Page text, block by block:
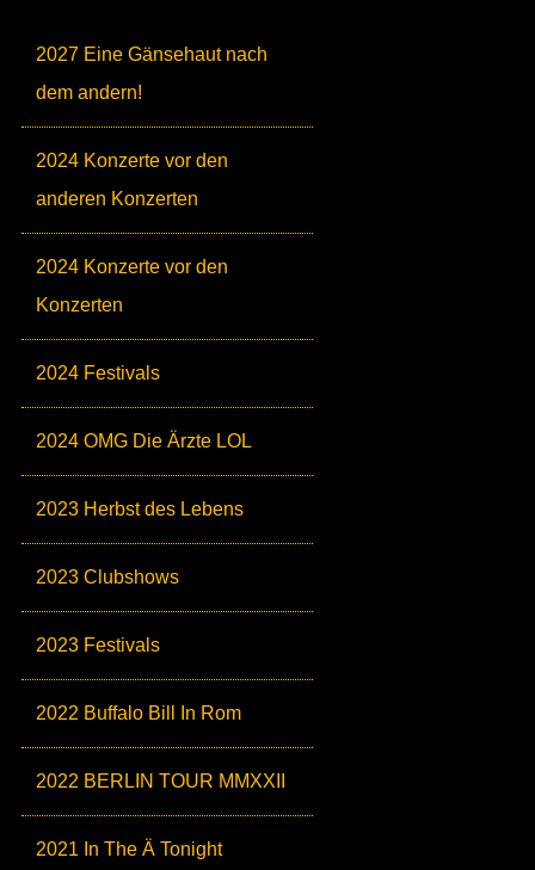
2027 Eine Gänsehaut nach
dem andern!
2024 Konzerte vor den
anderen Konzerten
2024 Konzerte vor den
Konzerten
2024 Festivals
2024 OMG Die Ärzte LOL
2023 Herbst des Lebens
2023 Clubshows
2023 Festivals
2022 Buffalo Bill In Rom
2022 BERLIN TOUR MMXXII
2021 In The Ä Tonight